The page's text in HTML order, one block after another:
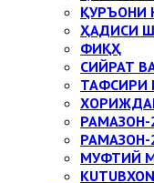
ҚУРЪОНИ
ҲАДИСИ
ФИҚҲ
СИЙРАТ
ТАФСИРИ
РАМАЗОН-
РАМАЗОН-
МУФТИЙ